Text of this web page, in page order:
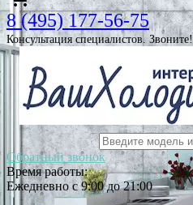
8 (495) 177-56-75
Консультация специалистов. Звоните!
Обратный звонок
Время работы:
Ежедневно с 9:00 до 21:00